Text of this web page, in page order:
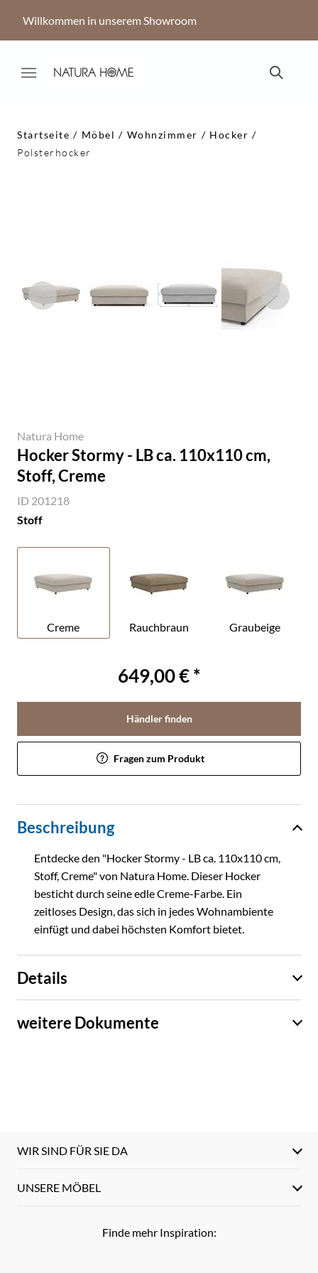
Willkommen in unserem Showroom
Startseite Möbel Wohnzimmer
Hocker
Polsterhocker
Natura Home
Hocker Stormy - LB ca. 110x110 cm,
Stoff, Creme
ID 201218
Stoff
Creme Rauchbraun Graubeige
649,00 € *
Händler finden
Fragen zum Produkt
Beschreibung
Entdecke den "Hocker Stormy - LB ca. 110x110 cm,
Stoff, Creme" von Natura Home. Dieser Hocker
besticht durch seine edle Creme-Farbe. Ein
zeitloses Design, das sich in jedes Wohnambiente
einfügt und dabei höchsten Komfort bietet.
Details
weitere Dokumente
WIR SIND FÜR SIE DA
UNSERE MÖBEL
Finde mehr Inspiration: